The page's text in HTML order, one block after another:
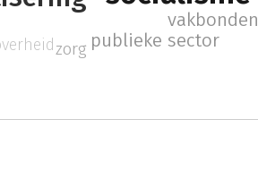
vakbonden
publieke sector
zorg